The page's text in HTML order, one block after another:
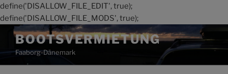
define('DISALLOW_FILE_EDIT', true);
define('DISALLOW_FILE_MODS', true);
Zum
Inhalt
springen
BOOTSVERMIETUNG
Faaborg-Dänemark